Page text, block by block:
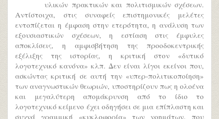
υλικών πρακτικών και πολιτισμικών σχέσεων.
Αντίστοιχα, στις συναφείς επιστημονικές μελέτες
εντοπίζεται η έμφαση στην ετερότητα, η ανάλυση των
εξουσιαστικών σχέσεων, η εστίαση στις έμφυλες
αποκλίσεις, η αμφισβήτηση της προοδοκεντρικής
εξέλιξης της ιστορίας, η κριτική στον «δυτικό
λογοτεχνικό κανόνα» κλπ. Δεν είναι λίγοι εκείνοι που,
ασκώντας κριτική σε αυτή την «υπερ-πολιτικοποίηση»
των αναγνωστικών θεωριών, υποστηρίζουν πως η ολοένα
και μεγαλύτερη απομάκρυνση από το ίδιο το
λογοτεχνικό κείμενο έχει οδηγήσει σε μια επίπλαστη και
συχνά γραμμική «κυκλοφορία» των νοημάτων, που